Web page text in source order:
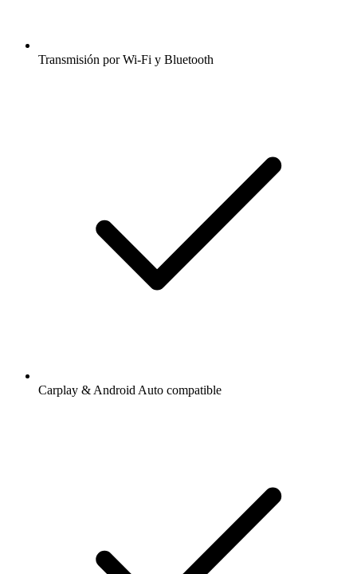
Transmisión por Wi-Fi y Bluetooth
Carplay & Android Auto compatible